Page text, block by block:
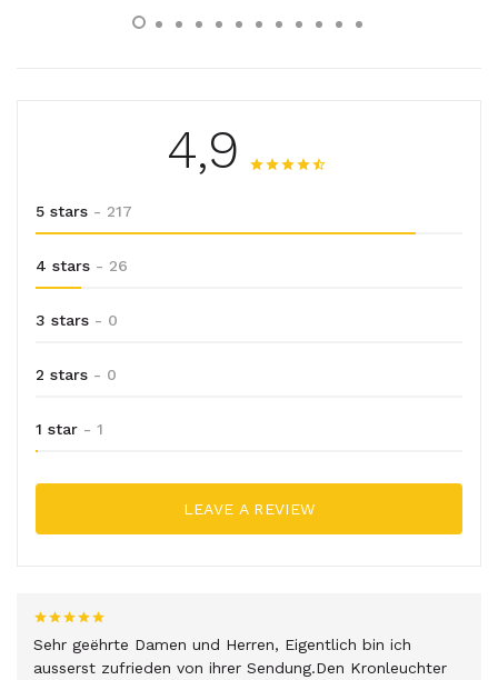
4,9
5 stars - 217
4 stars - 26
3 stars - 0
2 stars - 0
1 star - 1
LEAVE A REVIEW
Sehr geëhrte Damen und Herren, Eigentlich bin ich
ausserst zufrieden von ihrer Sendung.Den Kronleuchter